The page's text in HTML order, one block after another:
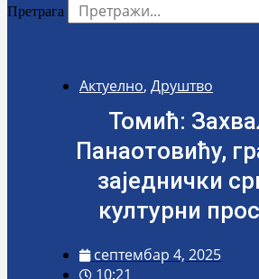
Претрага
Актуелно, Друштво
Томић:
Панаотовићу,
заједнички
културни
септембар 4, 2025
10:21